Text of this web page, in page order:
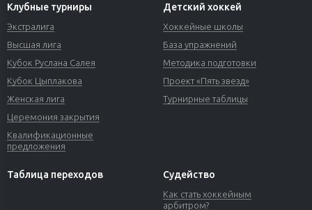
Клубные турниры
Экстралига
Высшая лига
Кубок Руслана Салея
Кубок Цыплакова
Женская лига
Церемония закрытия
Квалификационные
предложения
Детский хоккей
Хоккейные школы
База упражнений
Методика подготовки
Проект «Пять звезд»
Турнирные таблицы
Таблица переходов Судейство
Как стать хоккейным
арбитром?